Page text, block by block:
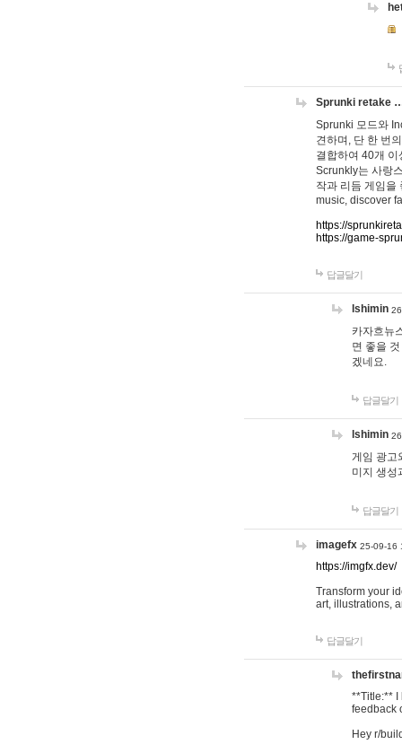
Sprunki retake
Sprunki 모드와
견하며, 단 한 번
결합하여 40개
Scrunkly는 사랑
작과 리듬 게임을
music, discover
https://
https://game-
답글달기
lshimin
카자흐뉴
면 좋을
겠네요.
답글달기
lshimin
게임 광고
미지 생성
답글달기
imagefx 25-09-16
https://imgfx.dev/
Transform your
art, illustrations,
답글달기
**Title:** I
feedback
Hey r/